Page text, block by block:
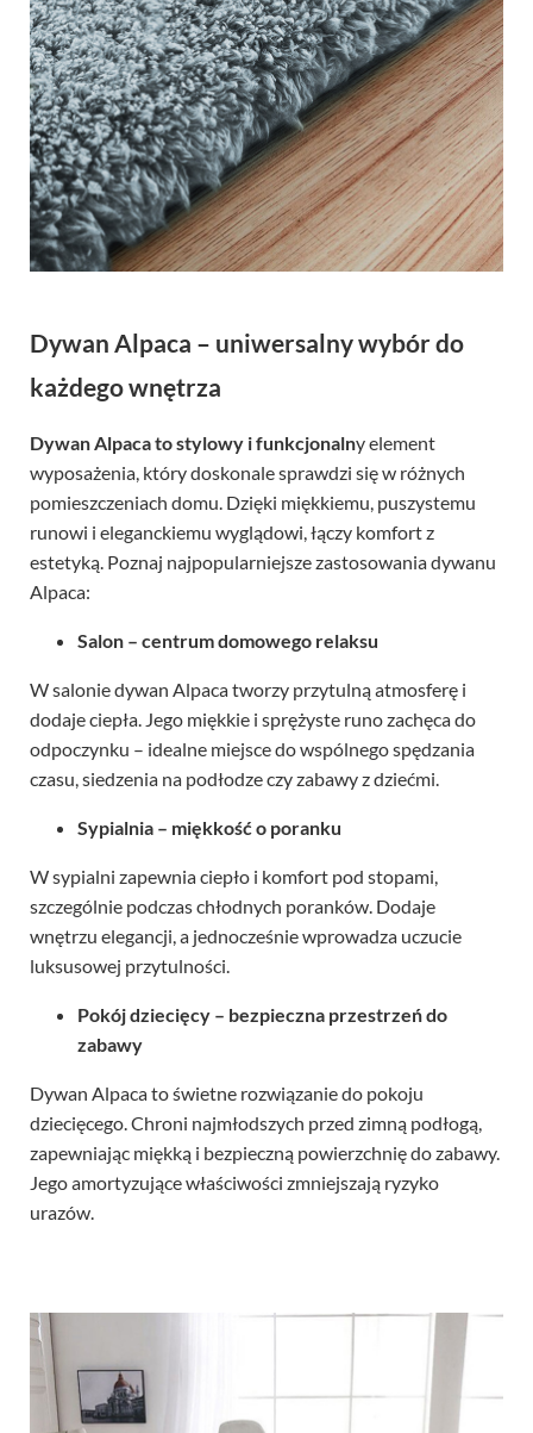
Dywan Alpaca – uniwersalny wybór do
każdego wnętrza
Dywan Alpaca to stylowy i funkcjonalny element
wyposażenia, który doskonale sprawdzi się w różnych
pomieszczeniach domu. Dzięki miękkiemu, puszystemu
runowi i eleganckiemu wyglądowi, łączy komfort z
estetyką. Poznaj najpopularniejsze zastosowania dywanu
Alpaca:
Salon – centrum domowego relaksu
W salonie dywan Alpaca tworzy przytulną atmosferę i
dodaje ciepła. Jego miękkie i sprężyste runo zachęca do
odpoczynku – idealne miejsce do wspólnego spędzania
czasu, siedzenia na podłodze czy zabawy z dziećmi.
Sypialnia – miękkość o poranku
W sypialni zapewnia ciepło i komfort pod stopami,
szczególnie podczas chłodnych poranków. Dodaje
wnętrzu elegancji, a jednocześnie wprowadza uczucie
luksusowej przytulności.
Pokój dziecięcy – bezpieczna przestrzeń do
zabawy
Dywan Alpaca to świetne rozwiązanie do pokoju
dziecięcego. Chroni najmłodszych przed zimną podłogą,
zapewniając miękką i bezpieczną powierzchnię do zabawy.
Jego amortyzujące właściwości zmniejszają ryzyko
urazów.